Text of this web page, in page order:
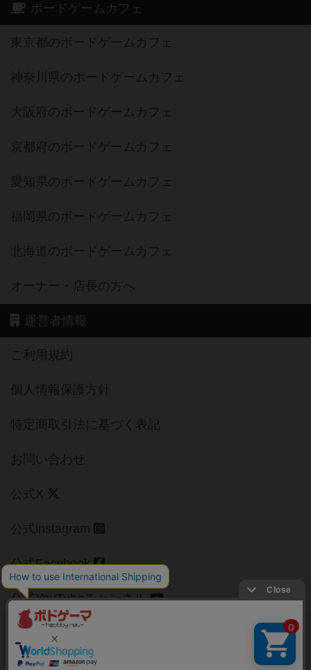
ボードゲームカフェ
東京都のボードゲームカフェ
神奈川県のボードゲームカフェ
大阪府のボードゲームカフェ
京都府のボードゲームカフェ
愛知県のボードゲームカフェ
福岡県のボードゲームカフェ
北海道のボードゲームカフェ
オーナー・店長の方へ
運営者情報
ご利用規約
個人情報保護方針
特定商取引法に基づく表記
お問い合わせ
公式X
公式instagram
公式Facebook
公式YouTubeチャンネル